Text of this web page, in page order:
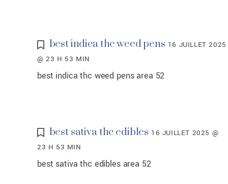
best indica thc weed pens 16 JUILLET 2025
@ 23 H 53 MIN
best indica thc weed pens area 52
best sativa thc edibles 16 JUILLET 2025 @
23 H 53 MIN
best sativa thc edibles area 52